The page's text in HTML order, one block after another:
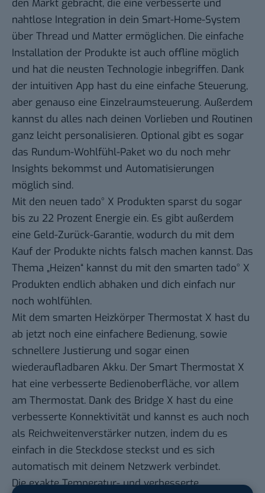
den Markt gebracht, die eine verbesserte und
nahtlose Integration in dein Smart-Home-System
über Thread und Matter ermöglichen. Die einfache
Installation der Produkte ist auch offline möglich
und hat die neusten Technologie inbegriffen. Dank
der intuitiven App hast du eine einfache Steuerung,
aber genauso eine Einzelraumsteuerung. Außerdem
kannst du alles nach deinen Vorlieben und Routinen
ganz leicht personalisieren. Optional gibt es sogar
das Rundum-Wohlfühl-Paket wo du noch mehr
Insights bekommst und Automatisierungen
möglich sind.
Mit den neuen tado° X Produkten sparst du sogar
bis zu 22 Prozent Energie ein. Es gibt außerdem
eine Geld-Zurück-Garantie, wodurch du mit dem
Kauf der Produkte nichts falsch machen kannst. Das
Thema „Heizen“ kannst du mit den smarten tado° X
Produkten endlich abhaken und dich einfach nur
noch wohlfühlen.
Mit dem smarten Heizkörper Thermostat X hast du
ab jetzt noch eine einfachere Bedienung, sowie
schnellere Justierung und sogar einen
wiederaufladbaren Akku. Der Smart Thermostat X
hat eine verbesserte Bedienoberfläche, vor allem
am Thermostat. Dank des Bridge X hast du eine
verbesserte Konnektivität und kannst es auch noch
als Reichweitenverstärker nutzen, indem du es
einfach in die Steckdose steckst und es sich
automatisch mit deinem Netzwerk verbindet.
Die exakte Temperatur- und verbesserte